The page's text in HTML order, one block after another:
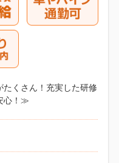
くさん！充実した研修
心！≫